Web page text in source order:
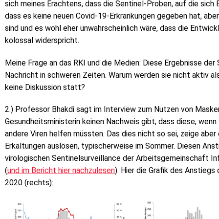
sich meines Erachtens, dass die Sentinel-Proben, auf die sich
dass es keine neuen Covid-19-Erkrankungen gegeben hat,
sind und es wohl eher unwahrscheinlich wäre, dass die
kolossal widerspricht.
Meine Frage an das RKI und die Medien: Diese Ergebnisse
Nachricht in schweren Zeiten. Warum werden sie nicht aktiv
keine Diskussion statt?
2.) Professor Bhakdi sagt im Interview zum Nutzen von
Gesundheitsministerin keinen Nachweis gibt, dass diese,
andere Viren helfen müssten. Das dies nicht so sei, zeige
Erkältungen auslösen, typischerweise im Sommer. Diesen
virologischen Sentinelsurveillance der Arbeitsgemeinschaft
(und im Bericht hier nachzulesen). Hier die Grafik des Anstiegs
2020 (rechts):